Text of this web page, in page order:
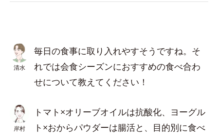
清水
毎日の食事に取り入れやすそうですね。そ
れでは会食シーズンにおすすめの食べ合わ
せについて教えてください！
岸村
トマト×オリーブオイルは抗酸化、ヨーグル
ト×おからパウダーは腸活と、目的別に食べ